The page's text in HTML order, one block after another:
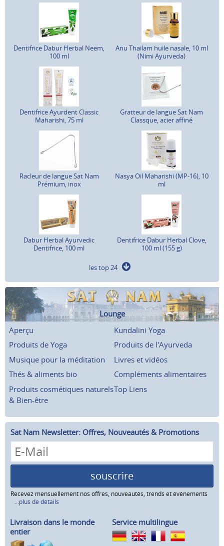
Dentifrice Dabur Herbal Neem,
100 ml
Anu Thailam huile nasale, 10 ml
(Nimi Ayurveda)
Dentifrice Ayurdent Classic
Maharishi, 75 ml
Gratteur de langue Sat Nam
Classque, acier affiné
Racleur de langue Sat Nam
Prémium, inox
Nasya Oil Maharishi (MP-16), 10
ml
Dabur Herbal Ayurvedic
Dentifrice, 100 ml
Dentifrice Dabur Herbal Clove,
100 ml (155 g)
les top 24
Lounge
Aperçu
Kundalini Yoga
Produits de Yoga
Produits de l'Ayurveda
Musique pour la méditation
Livres et vidéos
Thés & aliments bio
Compléments alimentaires
Produits cosmétiques naturels
& Bien-être
Top Liens
Sat Nam Newsletter: Offres, Nouveautés & Promotions
souscrire
Recevez mensuellement nos offres, nouveautés, trends et événements
...plus de détails
Livraison dans le monde
entier
Service multilingue